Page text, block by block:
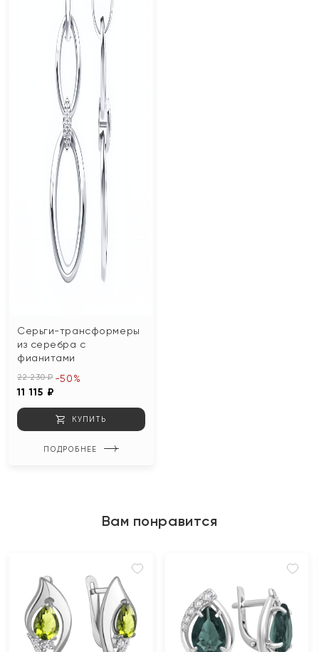
Серьги-трансформеры
из серебра с
фианитами
22 230 ₽
11 115 ₽
-50%
КУПИТЬ
ПОДРОБНЕЕ
Вам понравится